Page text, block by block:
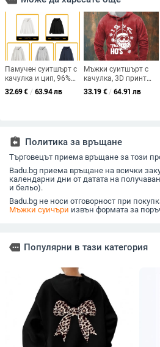
Памучен суитшърт с
качулка и цип, 96%
памук, вътрешна
памучна подплата,
32.69€ / 63.94 лв
Мъжки суитшърт с
качулка, 3D принт
животински модел,
слим кройка,
33.19 € / 64.91 лв
assignment_return Политика за връщане
Търговецът приема връщане за този
Badu.bg приема връщане на всички
календарни дни от датата на
и бельо).
Badu.bg не носи отговорност при
Мъжки суичъри извън формата за
more Популярни в тази категория